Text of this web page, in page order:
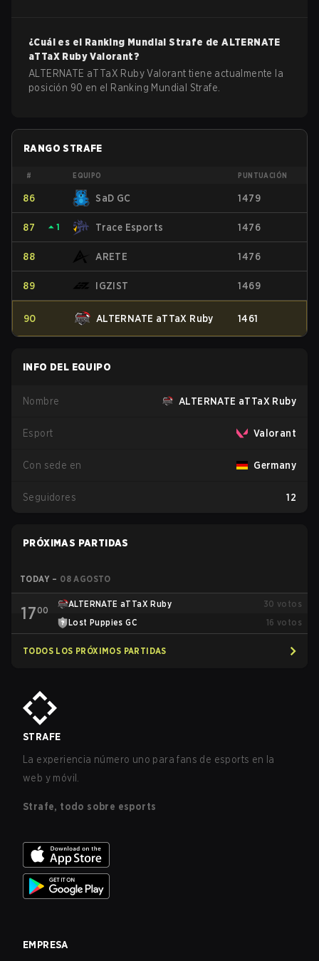
¿Cuál es el Ranking Mundial Strafe deALTERNATE
aTTaX Ruby Valorant?
ALTERNATE aTTaX Ruby Valorant tiene actualmente la
posición 90 en el Ranking Mundial Strafe.
RANGO STRAFE
# EQUIPO PUNTUACIÓN
86 SaD GC 1479
87 ⏶ 1 Trace Esports 1476
88 ARETE 1476
89 IGZIST 1469
90 ALTERNATE aTTaX Ruby 1461
INFO DEL EQUIPO
Nombre ALTERNATE aTTaX Ruby
Esport Valorant
Con sede en Germany
Seguidores 12
PRÓXIMAS PARTIDAS
TODAY – 08 AGOSTO
1700
ALTERNATE aTTaX Ruby 30 votos
Lost Puppies GC
16 votos
TODOS LOS PRÓXIMOS PARTIDAS
STRAFE
La experiencia número uno para fans de esports en la
web y móvil.
Strafe, todo sobre esports
EMPRESA